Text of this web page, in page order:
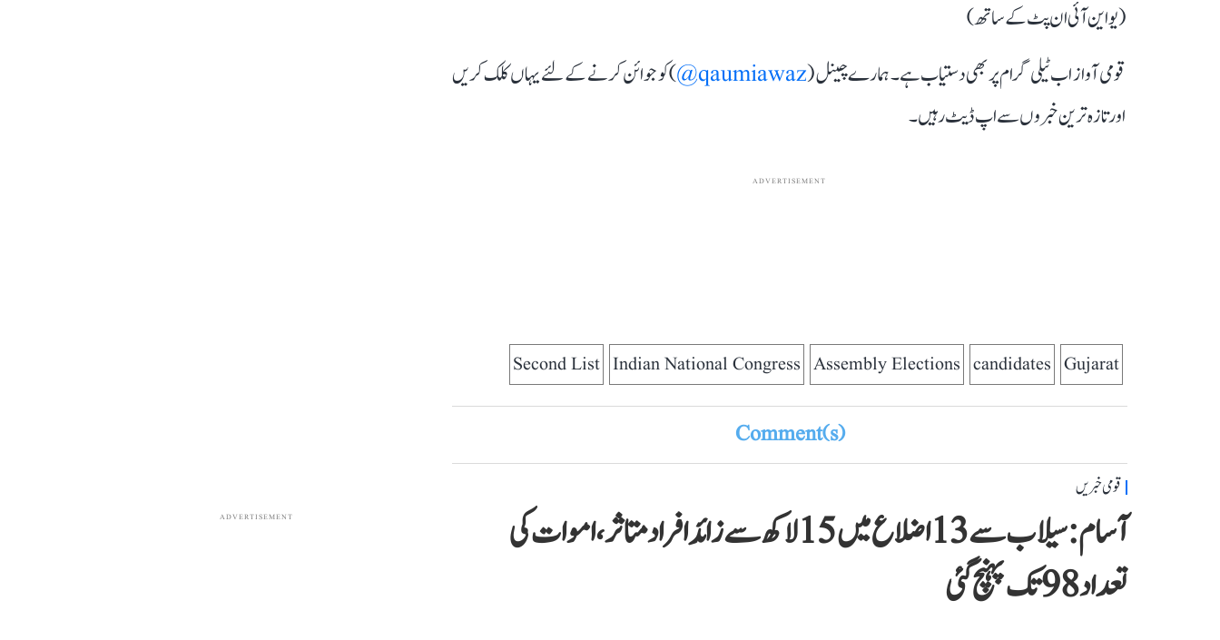
(یو این آئی ان پٹ کے ساتھ)
قومی آواز اب ٹیلی گرام پر بھی دستیاب ہے۔ ہمارے چینل (qaumiawaz@
) کو جوائن کرنے کے لئے یہاں کلک کریں
اور تازہ ترین خبروں سے اپ ڈیٹ رہیں۔
ADVERTISEMENT
Gujarat
candidates
Assembly Elections
Indian National Congress
Second List
Comment(s)
قومی خبریں
آسام: سیلاب سے 13 اضلاع میں 15 لاکھ سے زائد افراد متاثر، اموات کی
تعداد 98 تک پہنچ گئی
ADVERTISEMENT